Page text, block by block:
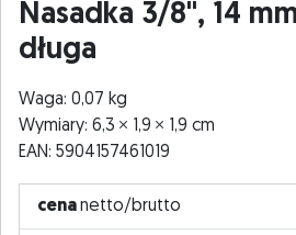
Nasadka 3/8", 14
długa
Waga: 0,07 kg
Wymiary: 6,3
1,9
1,9 cm
EAN: 5904157461019
cenanetto/brutto